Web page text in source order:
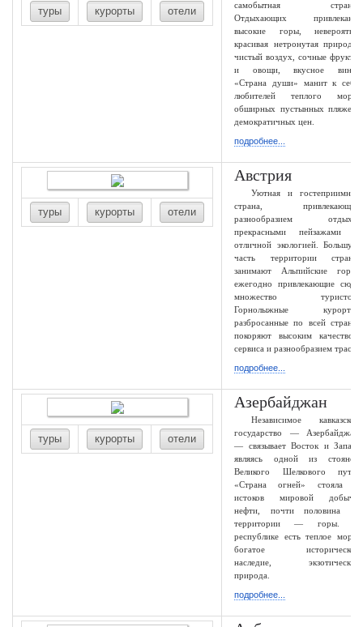
туры курорты отели
самобытная страна.
Отдыхающих привлекают
высокие горы, невероятно
красивая нетронутая природа,
чистый воздух, сочные фрукты
и овощи, вкусное вино.
«Страна души» манит к себе
любителей теплого моря,
обширных пустынных пляжей,
демократичных цен.
подробнее...
туры курорты отели
Австрия
Уютная и гостеприимная
страна, привлекающая
разнообразием отдыха,
прекрасными пейзажами и
отличной экологией. Большую
часть территории страны
занимают Альпийские горы,
ежегодно привлекающие сюда
множество туристов.
Горнолыжные курорты,
разбросанные по всей стране,
покоряют высоким качеством
сервиса и разнообразием трасс.
подробнее...
туры курорты отели
Азербайджан
Независимое кавказское
государство — Азербайджан
— связывает Восток и Запад,
являясь одной из стоянок
Великого Шелкового пути.
«Страна огней» стояла у
истоков мировой добычи
нефти, почти половина ее
территории — горы. В
республике есть теплое море,
богатое историческое
наследие, экзотическая
природа.
подробнее...